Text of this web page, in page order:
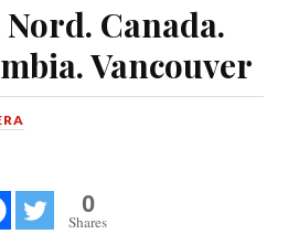
Canada.
Vancouver
0
Shares